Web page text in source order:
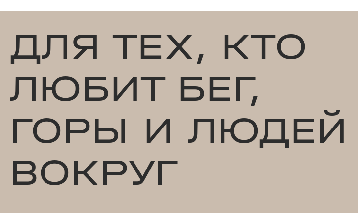
ДЛЯ ТЕХ, КТО
ЛЮБИТ БЕГ,
ГОРЫ И ЛЮДЕЙ
ВОКРУГ